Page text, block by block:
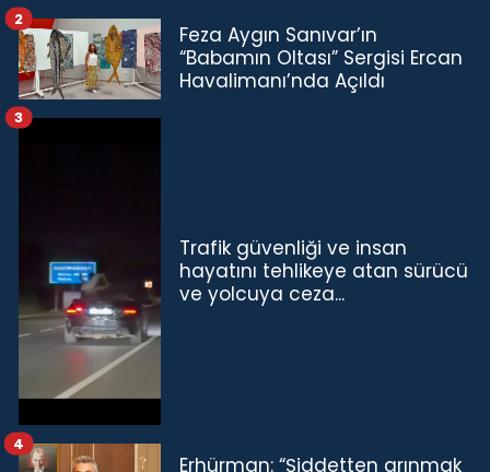
Feza Aygın Sanıvar’ın
“Babamın Oltası” Sergisi Ercan
Havalimanı’nda Açıldı
2
Trafik güvenliği ve insan
hayatını tehlikeye atan sürücü
ve yolcuya ceza...
3
Erhürman: “Şiddetten arınmak
4